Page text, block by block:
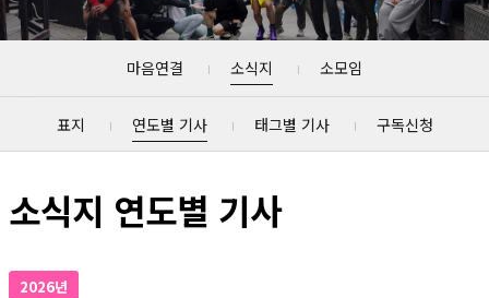
마음연결 소식지 소모임
표지 연도별 기사 태그별 기사 구독신청
소식지 연도별 기사
2026년